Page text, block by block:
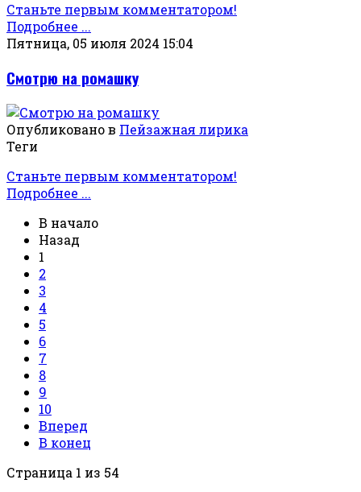
Станьте первым комментатором!
Подробнее ...
Пятница, 05 июля 2024 15:04
Смотрю на ромашку
Опубликовано в Пейзажная лирика
Теги
Станьте первым комментатором!
Подробнее ...
В начало
Назад
1
2
3
4
5
6
7
8
9
10
Вперед
В конец
Страница 1 из 54